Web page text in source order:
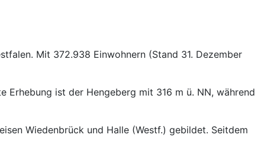
Mit 372.938 Einwohnern (Stand 31. Dezember
Erhebung ist der Hengeberg mit 316 m ü. NN, während
Wiedenbrück und Halle (Westf.) gebildet. Seitdem